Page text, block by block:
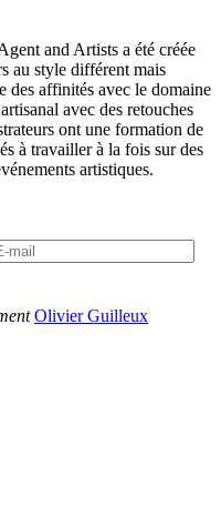
and Artists a été créée
au style différent mais
des affinités avec le domaine
avec des retouches
ont une formation de
à travailler à la fois sur des
artistiques.
Olivier Guilleux